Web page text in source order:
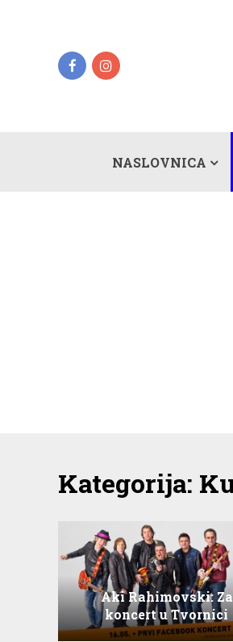
NASLOVNICA
Kategorija:
Aki Rahimovski: Za
koncert u Tvornici
pripremamo se kao